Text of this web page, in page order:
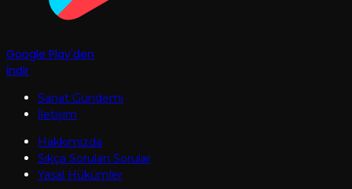
Google Play'den
İndir
Sanat Gündemi
İletişim
Hakkımızda
Sıkça Sorulan Sorular
Yasal Hükümler